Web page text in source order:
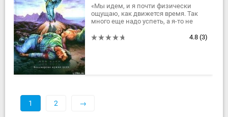
«Мы идем, и я почти физически
ощущаю, как движется время. Так
много еще надо успеть, а я-то не
Раньше у меня была только моя4.8 (3)
1 2 →